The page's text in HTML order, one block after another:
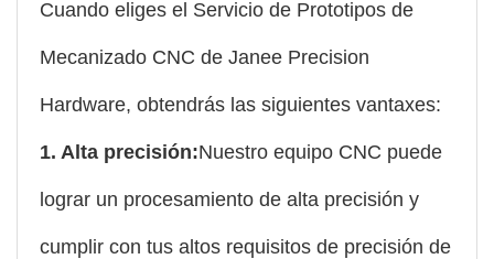
Cuando eliges el Servicio de Prototipos de
Mecanizado CNC de Janee Precision
Hardware, obtendrás las siguientes vantaxes:
1. Alta precisión:Nuestro equipo CNC puede
lograr un procesamiento de alta precisión y
cumplir con tus altos requisitos de precisión de